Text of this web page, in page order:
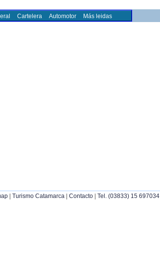
Cartelera Automotor Más leidas
| Turismo Catamarca | Contacto | Tel. (03833) 15 697034